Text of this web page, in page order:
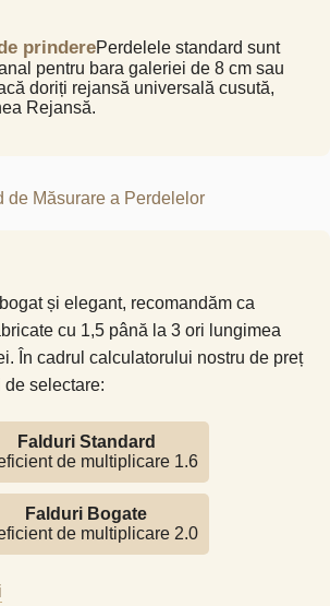
prinderePerdelele standard sunt
pentru bara galeriei de 8 cm sau
doriți rejansă universală cusută,
Rejansă.
de Măsurare a Perdelelor
și elegant, recomandăm ca
cu 1,5 până la 3 ori lungimea
În cadrul calculatorului nostru de preț
selectare:
Falduri Standard
de multiplicare 1.6
Falduri Bogate
de multiplicare 2.0